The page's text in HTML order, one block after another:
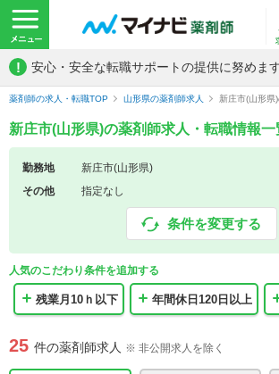
! 安心・安全な転職サポートの提供に努めます
薬剤師の求人・転職TOP 山形県の薬剤師求人 新庄市(山形県
新庄市(山形県)の薬剤師求人・転職情報一
勤務地
新庄市(山形県)
その他
指定なし
条件を変更する
人気のこだわり条件を追加する
残業月10ｈ以下 年間休日120日以上
25 件の薬剤師求人 ※ 非公開求人を除く